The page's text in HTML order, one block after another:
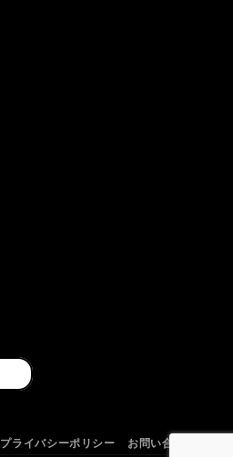
プライバシーポリシー お問い合わせ